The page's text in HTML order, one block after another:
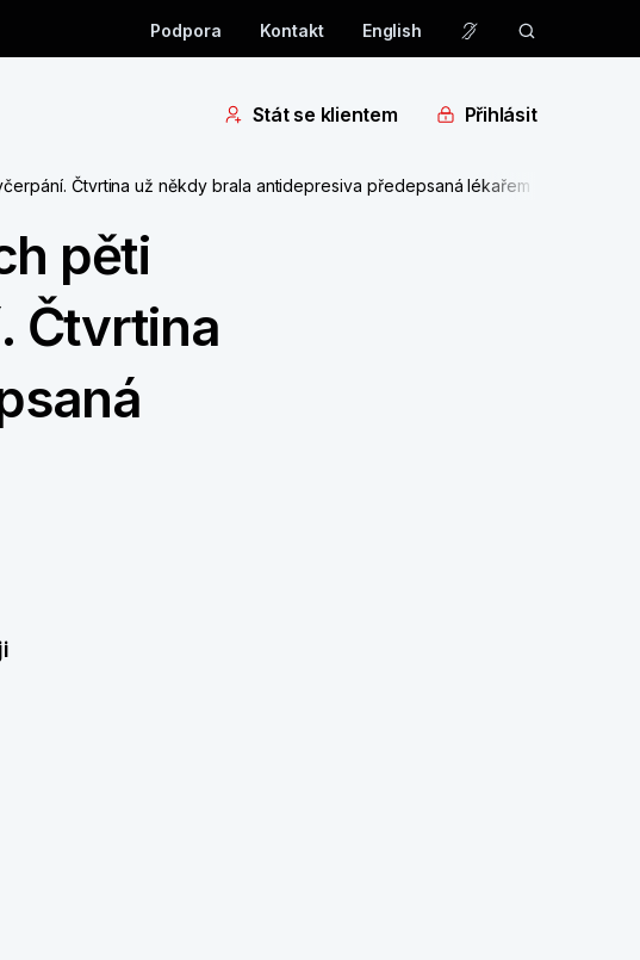
Podpora Kontakt English
Stát se klientem Přihlásit
Čtvrtina už někdy brala antidepresiva předepsaná lékařem
pěti
Čtvrtina